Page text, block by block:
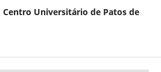
Centro Universitário de Patos de